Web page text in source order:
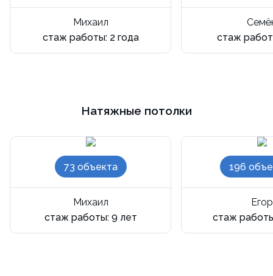
Михаил
стаж работы: 2 года
стаж
Натяжные потолки
73 объекта
Михаил
стаж работы: 9 лет
196
Егор
стаж